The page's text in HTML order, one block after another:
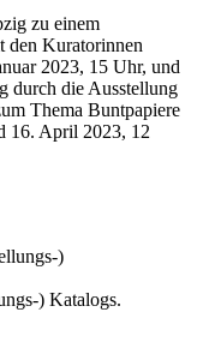
zu einem
den Kuratorinnen
2023, 15 Uhr, und
durch die Ausstellung
Thema Buntpapiere
16. April 2023, 12
) Katalogs.